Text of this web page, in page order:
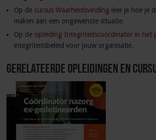
Op de cursus Waarheidsvinding leer je hoe je
maken aan een ongewenste situatie.
Op de opleiding Integriteitscoördinator in het
integriteitsbeleid voor jouw organisatie.
Gerelateerde Opleidingen en